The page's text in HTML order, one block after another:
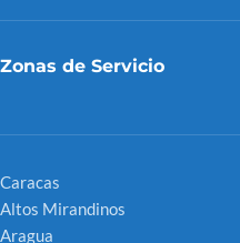
Zonas de Servicio
Caracas
Altos Mirandinos
Aragua